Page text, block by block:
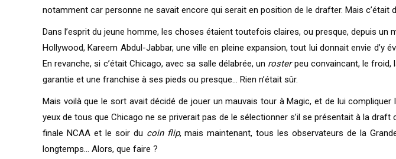
notamment car personne ne savait encore qui serait en position de le drafter. Mais
Dans l’esprit du jeune homme, les choses étaient toutefois claires, ou presque, depuis un
Hollywood, Kareem Abdul-Jabbar, une ville en pleine expansion, tout lui donnait envie d’y
En revanche, si c’était Chicago, avec sa salle délabrée, un rosterpeu convaincant, le froid,
garantie et une franchise à ses pieds ou presque… Rien n’était sûr.
Mais voilà que le sort avait décidé de jouer un mauvais tour à Magic, et de lui
yeux de tous que Chicago ne se priverait pas de le sélectionner s’il se présentait à la
finale NCAA et le soir du coin flip, mais maintenant, tous les observateurs de la
longtemps… Alors, que faire ?